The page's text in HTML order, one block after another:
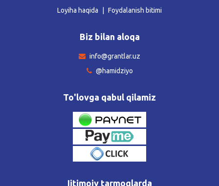
Loyiha haqida
Foydalanish bitimi
Biz bilan aloqa
info@grantlar.uz
@hamidziyo
To'lovga qabul qilamiz
Ijtimoiy tarmoqlarda